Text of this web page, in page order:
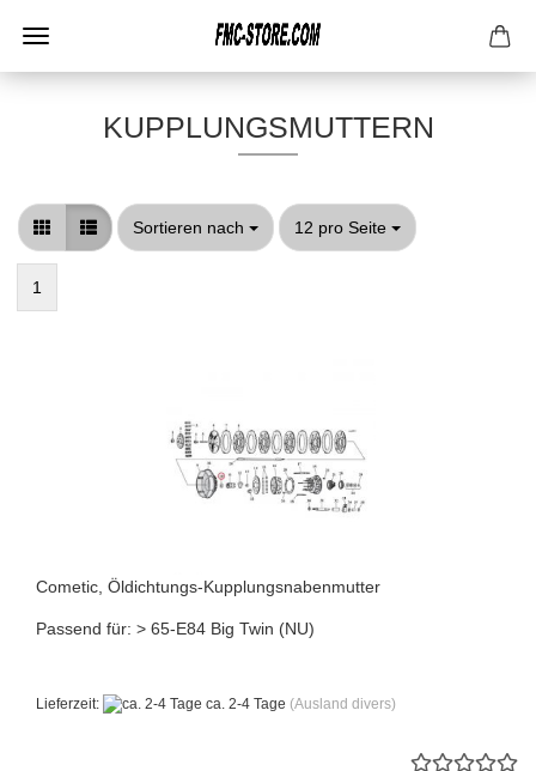
KUPPLUNGSMUTTERN
Sortieren nach
Sortieren nach 12 pro Seite
pro Seite
1
Cometic, Öldichtungs-Kupplungsnabenmutter
Passend für: > 65-E84 Big Twin (NU)
Lieferzeit: ca. 2-4 Tage (Ausland divers)